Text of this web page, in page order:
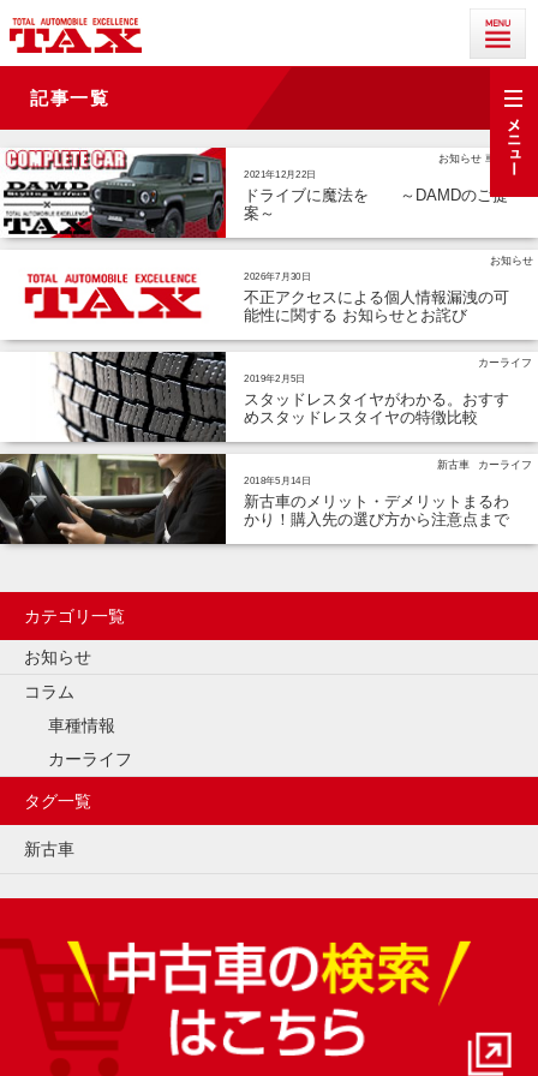
t
o
g
g
l
n
v
i
o
n
記事一覧
カテゴリ一覧
お知らせ
コラム
車種情報
カーライフ
タグ一覧
新古車
2021年12月22日
ドライブに魔法を ～DAMDのご提
案～
お知らせ 車種情報
2026年7月30日
不正アクセスによる個人情報漏洩の可
能性に関する お知らせとお詫び
お知らせ
2019年2月5日
スタッドレスタイヤがわかる。おすす
めスタッドレスタイヤの特徴比較
カーライフ
2018年5月14日
新古車のメリット・デメリットまるわ
かり！購入先の選び方から注意点まで
新古車 カーライフ